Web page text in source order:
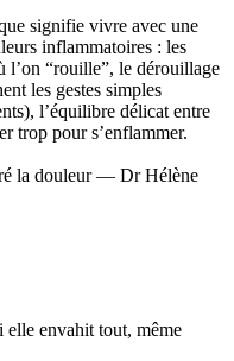
signifie vivre avec une
inflammatoires : les
l’on “rouille”, le dérouillage
les gestes simples
l’équilibre délicat entre
trop pour s’enflammer.
la douleur — Dr Hélène
envahit tout, même